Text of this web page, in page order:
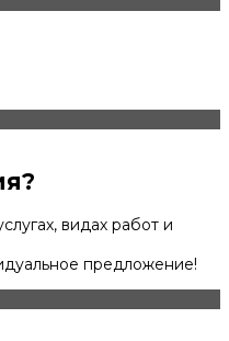
видах работ и
предложение!